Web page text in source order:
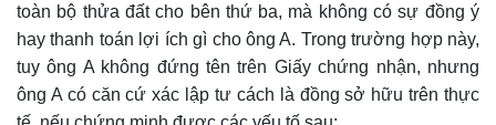
toàn bộ thửa đất cho bên thứ ba, mà không có sự đồng ý
hay thanh toán lợi ích gì cho ông A. Trong trường hợp này,
tuy ông A không đứng tên trên Giấy chứng nhận, nhưng
ông A có căn cứ xác lập tư cách là đồng sở hữu trên thực